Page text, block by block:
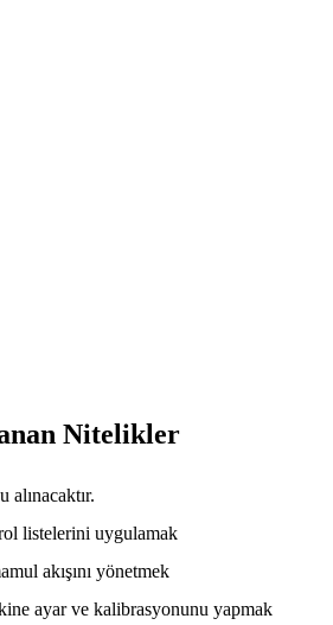
Nitelikler
listelerini uygulamak
akışını yönetmek
ayar ve kalibrasyonunu yapmak